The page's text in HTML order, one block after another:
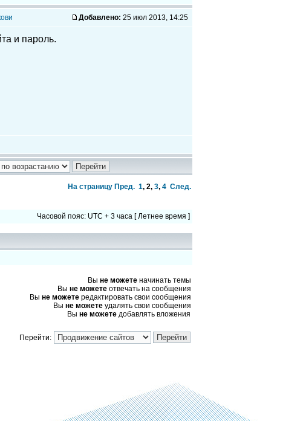
Добавлено: 25 июл 2013, 14:25
и пароль.
На страницу Пред. 1, 2, 3, 4 След.
Часовой пояс: UTC + 3 часа [ Летнее время ]
Вы не можете начинать темы
Вы не можете отвечать на сообщения
Вы не можете редактировать свои сообщения
Вы не можете удалять свои сообщения
Вы не можете добавлять вложения
Перейти: